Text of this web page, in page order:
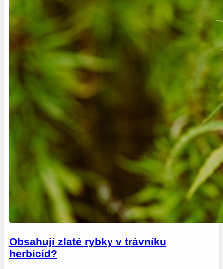
Obsahují zlaté rybky v trávníku
herbicid?